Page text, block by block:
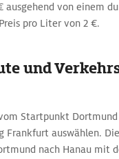
ausgehend von einem
pro Liter von 2 €.
und
Startpunkt
Frankfurt auswählen.
nach Hanau mit